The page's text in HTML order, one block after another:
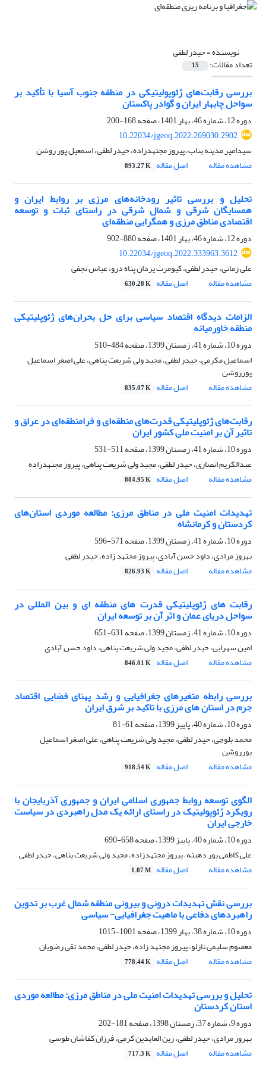
نویسنده =حیدر لطفی
تعداد مقالات: 15
بررسی رقابت‌های ژئوپولیتیکی در منطقه جنوب آسیا با تأکید بر
سواحل چابهار ایران و گوادر پاکستان
دوره 12، شماره 46، بهار 1401، صفحه
168-200
10.22034/jgeoq.2022.269030.2902
سیدامیر مدینه بناب، پیروز مجتهدزاده، حیدر لطفی، اسمعیل پور روشن
مشاهده مقاله
اصل مقاله 893.27 K
تحلیل و بررسی تاثیر رودخانه‌های مرزی بر روابط ایران و
همسایگان شرقی و شمال شرقی در راستای ثبات و توسعه
اقتصادی مناطق مرزی و همگرایی منطقه‌ای
دوره 12، شماره 46، بهار 1401، صفحه
880-902
10.22034/jgeoq.2022.333963.3612
علی زمانی، حیدر لطفی، کیومرث یزدان پناه درو، عباس نجفی
مشاهده مقاله
اصل مقاله 630.28 K
الزامات دیدگاه اقتصاد سیاسی برای حل بحران‌های ژئوپلیتیکی
منطقه خاورمیانه
دوره 10، شماره 41، زمستان 1399، صفحه
484-510
اسماعیل مکرمی، حیدر لطفی، مجید ولی شریعت پناهی، علی اصغر اسماعیل
پورروشن
مشاهده مقاله
اصل مقاله 835.07 K
رقابت‌های ژئوپلیتیکی قدرت‌های منطقه‌ای و فرامنطقه‌ای در عراق و
تاثیر آن بر امنیت ملی کشور ایران
دوره 10، شماره 41، زمستان 1399، صفحه
511-531
عبدالکریم انصاری، حیدر لطفی، مجید ولی شریعت پناهی، پیروز مجتهدزاده
مشاهده مقاله
اصل مقاله 884.95 K
تهدیدات امنیت ملی در مناطق مرزی: مطالعه موردی استان‌های
کردستان و کرمانشاه
دوره 10، شماره 41، زمستان 1399، صفحه
571-596
بهروز مرادی، داود حسن آبادی، پیروز مجتهد زاده، حیدر لطفی
مشاهده مقاله
اصل مقاله 826.93 K
رقابت های ژئوپلیتیکی قدرت های منطقه ای و بین المللی در
سواحل دریای عمان و اثر آن بر توسعه ایران
دوره 10، شماره 41، زمستان 1399، صفحه
631-651
امین سهرابی، حیدر لطفی، مجید ولی شریعت پناهی، داود حسن آبادی
مشاهده مقاله
اصل مقاله 846.01 K
بررسی رابطه متغیرهای جغرافیایی و رشد پهنای فضایی اقتصاد
جرم در استان های مرزی با تاکید بر شرق ایران
دوره 10، شماره 40، پاییز 1399، صفحه
61-81
محمد بلوچی، حیدر لطفی، مجید ولی شریعت پناهی، علی اصغر اسماعیل
پورروشن
مشاهده مقاله
اصل مقاله 918.54 K
الگوی توسعه روابط جمهوری اسلامی ایران و جمهوری آذربایجان با
رویکرد ژئوپولیتیک در راستای ارائه یک مدل راهبردی در سیاست
خارجی ایران
دوره 10، شماره 40، پاییز 1399، صفحه
658-690
علی کاظمی پور دهبنه، پیروز مجتهدزاده، مجید ولی شریعت پناهی، حیدر لطفی
مشاهده مقاله
اصل مقاله 1.07 M
بررسی نقش تهدیدات درونی و بیرونی منطقه شمال غرب بر تدوین
راهبردهای دفاعی با ماهیت جغرافیایی- سیاسی
دوره 10، شماره 38، بهار 1399، صفحه
1001-1015
معصوم سلیمی نازلو، پیروز مجتهد زاده، حیدر لطفی، محمد تقی رضویان
مشاهده مقاله
اصل مقاله 778.44 K
تحلیل و بررسی تهدیدات امنیت ملی در مناطق مرزی: مطالعه موردی
استان کردستان
دوره 9، شماره 37، زمستان 1398، صفحه
181-202
بهروز مرادی، حیدر لطفی، زین العابدین کرمی، فرزان کفاشان طوسی
مشاهده مقاله
اصل مقاله 717.3 K